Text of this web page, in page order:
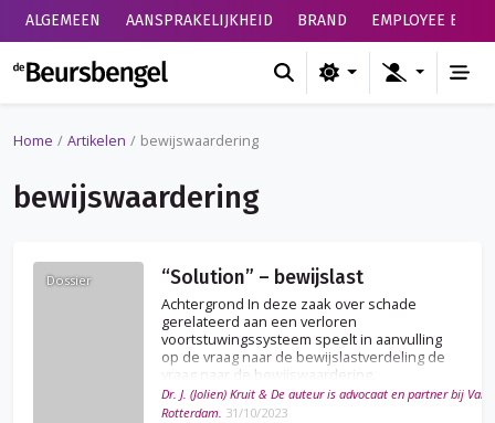
ALGEMEEN AANSPRAKELIJKHEID BRAND EMPLOYEE
de Beursbengel
Home Artikelen bewijswaardering
bewijswaardering
Dossier “Solution” – bewijslast
Achtergrond In deze zaak over schade
gerelateerd aan een verloren
voortstuwingssysteem speelt in aanvulling
op de vraag naar de bewijslastverdeling de
vraag naar de bewijswaardering.
Dr. J. (Jolien) Kruit & De auteur is advocaat en partner bij Van
Rotterdam. 31/10/2023